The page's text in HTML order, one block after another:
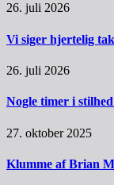
26. juli 2026
Vi siger hjertelig
26. juli 2026
Nogle timer i
27. oktober 2025
Klumme af Brian